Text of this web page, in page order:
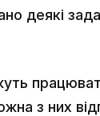
деякі
з них